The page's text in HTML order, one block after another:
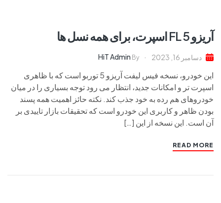
آریزو 5 FL اسپرت، برای همه نسل ها
دسامبر 16, 2023 By
HiT Admin
این خودرو، نسخه فیس لیفت آریزو 5 توربو است که با ظاهری
اسپرت تر و امکانات جدید، انتظار می رود توجه بسیاری را در میان
خودروهای هم رده به خود جذب کند. نکته حائز اهمیت همه پسند
بودن ظاهر و کاربری این خودرو است که تحقیقات بازار تاییدی بر
آن است. این نسخه از این […]
READ MORE